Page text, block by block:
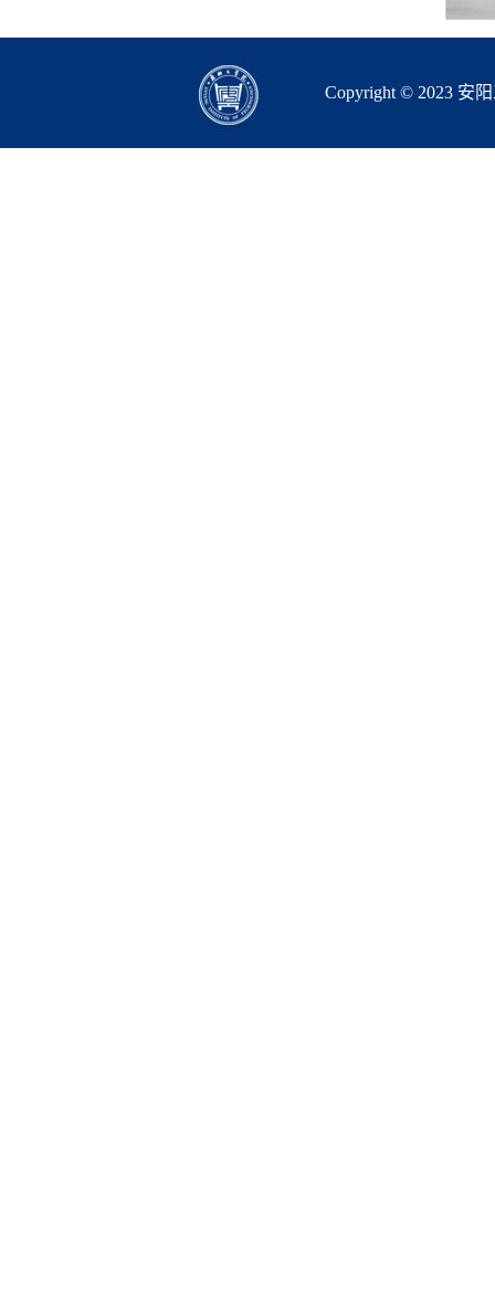
Copyright © 2023 安